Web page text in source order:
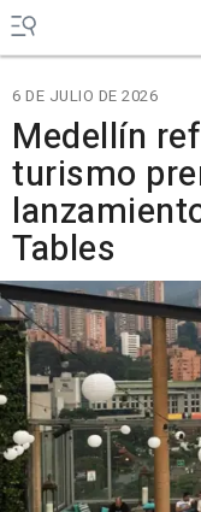
6 DE JULIO DE 2026
Medellín
turismo
Tables